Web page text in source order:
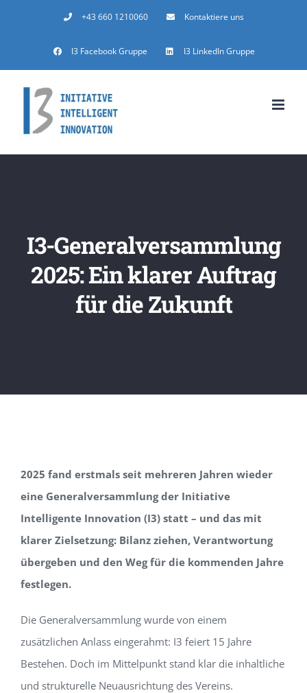
+43 660 1210060 Kontaktiere uns
I3 Facebook Gruppe I3 LinkedIn Gruppe
I3-Generalversammlung
2025: Ein klarer Auftrag
für die Zukunft
2025 fand erstmals seit mehreren Jahren wieder
eine Generalversammlung der Initiative
Intelligente Innovation (I3) statt – und das mit
klarer Zielsetzung: Bilanz ziehen, Verantwortung
übergeben und den Weg für die kommenden Jahre
festlegen.
Die Generalversammlung wurde von einem
zusätzlichen Anlass eingerahmt: I3 feiert 15 Jahre
Bestehen. Doch im Mittelpunkt stand klar die inhaltliche
und strukturelle Neuausrichtung des Vereins.